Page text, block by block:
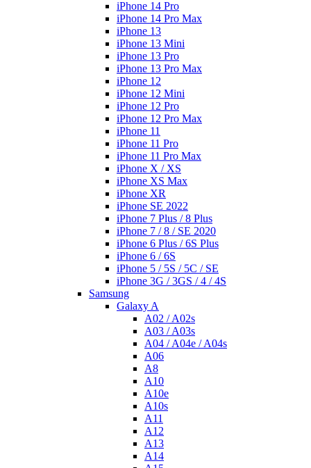
iPhone 14 Pro
iPhone 14 Pro Max
iPhone 13
iPhone 13 Mini
iPhone 13 Pro
iPhone 13 Pro Max
iPhone 12
iPhone 12 Mini
iPhone 12 Pro
iPhone 12 Pro Max
iPhone 11
iPhone 11 Pro
iPhone 11 Pro Max
iPhone X / XS
iPhone XS Max
iPhone XR
iPhone SE 2022
iPhone 7 Plus / 8 Plus
iPhone 7 / 8 / SE 2020
iPhone 6 Plus / 6S Plus
iPhone 6 / 6S
iPhone 5 / 5S / 5C / SE
iPhone 3G / 3GS / 4 / 4S
Samsung
Galaxy A
A02 / A02s
A03 / A03s
A04 / A04e / A04s
A06
A8
A10
A10e
A10s
A11
A12
A13
A14